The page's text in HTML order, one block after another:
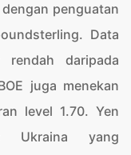
penguatan
Data
daripada
juga menekan
level 1.70. Yen
Ukraina yang